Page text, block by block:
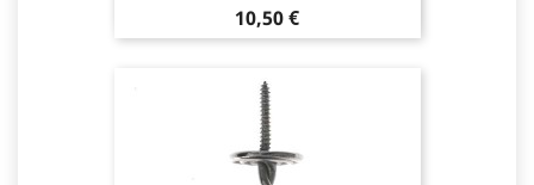
Pris
10,50 €